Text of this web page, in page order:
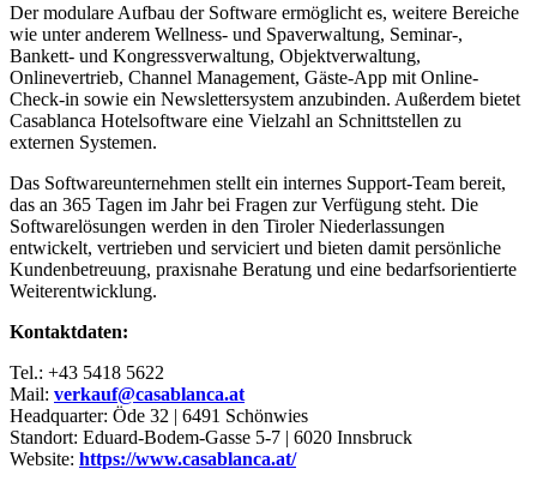
Der modulare Aufbau der Software ermöglicht es, weitere Bereiche
wie unter anderem Wellness- und Spaverwaltung, Seminar-,
Bankett- und Kongressverwaltung, Objektverwaltung,
Onlinevertrieb, Channel Management, Gäste-App mit Online-
Check-in sowie ein Newslettersystem anzubinden. Außerdem bietet
Casablanca Hotelsoftware eine Vielzahl an Schnittstellen zu
externen Systemen.
Das Softwareunternehmen stellt ein internes Support-Team bereit,
das an 365 Tagen im Jahr bei Fragen zur Verfügung steht. Die
Softwarelösungen werden in den Tiroler Niederlassungen
entwickelt, vertrieben und serviciert und bieten damit persönliche
Kundenbetreuung, praxisnahe Beratung und eine bedarfsorientierte
Weiterentwicklung.
Kontaktdaten:
Tel.: +43 5418 5622
Mail: verkauf@casablanca.at
Headquarter: Öde 32 | 6491 Schönwies
Standort: Eduard-Bodem-Gasse 5-7 | 6020 Innsbruck
Website: https://www.casablanca.at/